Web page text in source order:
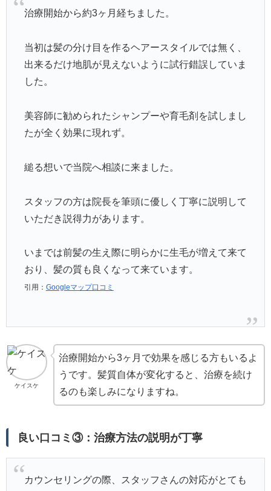
治療開始から約3ヶ月経ちました。
当初は髪の分け目を作るヘアースタイルでは無く、
出来るだけ地肌が見えないように試行錯誤していま
した。
美容師に勧められたシャンプーや育毛剤を試しまし
たが全く効果に現れず。
縋る想いで当院へ相談に来ました。
スタッフの方は院長を筆頭に優しく丁寧に説明して
いただき説得力があります。
いまでは前髪の生え際に明らかに生毛が増えて来て
おり、髪の質も良くなって来ています。
引用： Googleマップ口コミ
ケイスケ
治療開始から3ヶ月で効果を感じる方もいるよ
うです。髪質自体が変化すると、治療を続け
るのも楽しみになりますね。
良い口コミ③：治療方法の説明が丁寧
カウンセリングの際、スタッフさんの対応がとても